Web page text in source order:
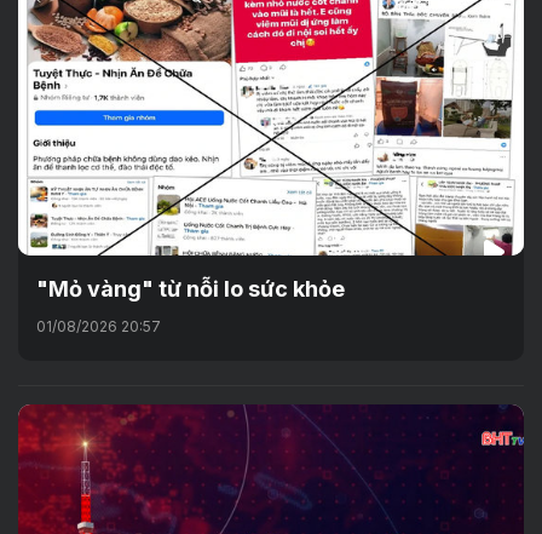
"Mỏ vàng" từ nỗi lo sức khỏe
01/08/2026 20:57